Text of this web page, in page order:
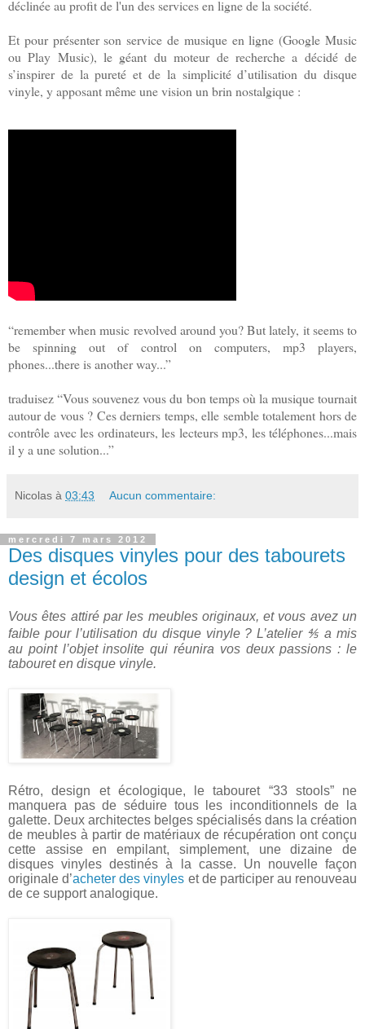
déclinée au profit de l'un des services en ligne de la société.
Et pour présenter son service de musique en ligne (Google Music
ou Play Music), le géant du moteur de recherche a décidé de
s’inspirer de la pureté et de la simplicité d’utilisation du disque
vinyle, y apposant même une vision un brin nostalgique :
“remember when music revolved around you? But lately, it seems to
be spinning out of control on computers, mp3 players,
phones...there is another way...”
traduisez “Vous souvenez vous du bon temps où la musique tournait
autour de vous ? Ces derniers temps, elle semble totalement hors de
contrôle avec les ordinateurs, les lecteurs mp3, les téléphones...mais
il y a une solution...”
Nicolas à 03:43 Aucun commentaire:
mercredi 7 mars 2012
Des disques vinyles pour des tabourets
design et écolos
Vous êtes attiré par les meubles originaux, et vous avez un
faible pour l’utilisation du disque vinyle ? L’atelier ⅘ a mis
au point l’objet insolite qui réunira vos deux passions : le
tabouret en disque vinyle.
Rétro, design et écologique, le tabouret “33 stools” ne
manquera pas de séduire tous les inconditionnels de la
galette. Deux architectes belges spécialisés dans la création
de meubles à partir de matériaux de récupération ont conçu
cette assise en empilant, simplement, une dizaine de
disques vinyles destinés à la casse. Un nouvelle façon
originale d’acheter des vinyles et de participer au renouveau
de ce support analogique.